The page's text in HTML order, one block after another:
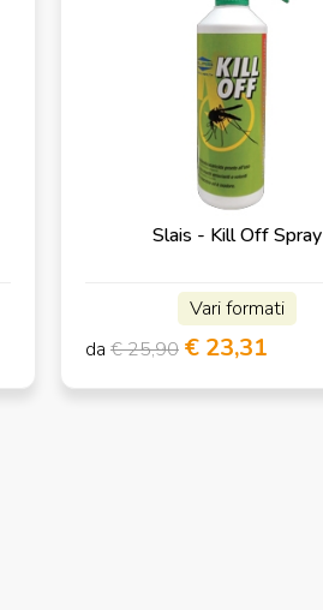
Slais - Kill Off Spray
Vari formati
da € 25,90 € 23,31